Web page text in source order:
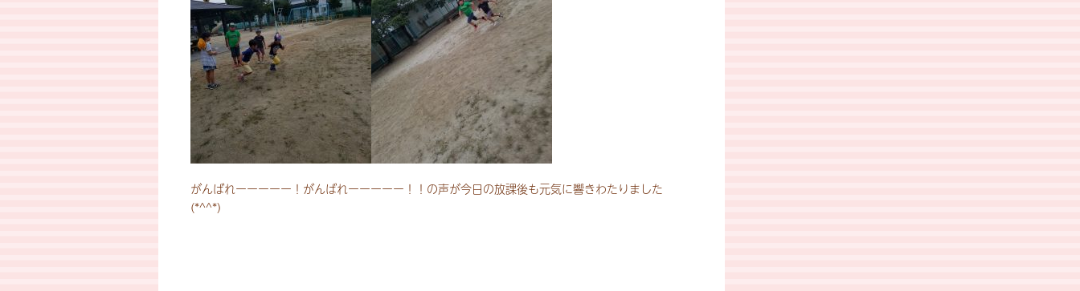
がんばれーーーーー！がんばれーーーーー！！の声が今日の放課後も元気に響きわたりました
(*^^*)